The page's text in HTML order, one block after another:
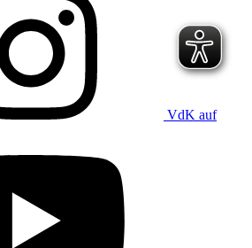
VdK auf